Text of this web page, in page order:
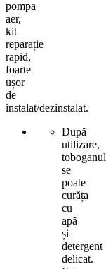
pompa
aer,
kit
reparație
rapid,
foarte
ușor
de
instalat/dezinstalat.
După
utilizare,
toboganul
se
poate
curăța
cu
apă
și
detergent
delicat.